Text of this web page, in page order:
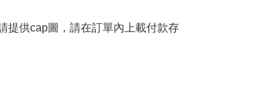
提供cap圖，請在訂單內上載付款存